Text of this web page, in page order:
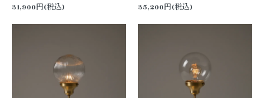
31,900円(税込) 35,200円(税込)